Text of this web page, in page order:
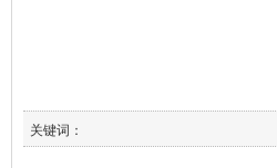
关键词：